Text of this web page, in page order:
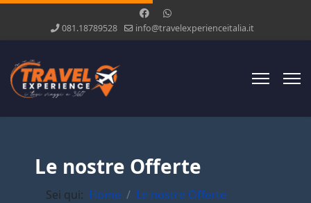
081.18789528 info@travelexperienceitalia.it
Le nostre Offerte
Sei qui: Home
Le nostre Offerte